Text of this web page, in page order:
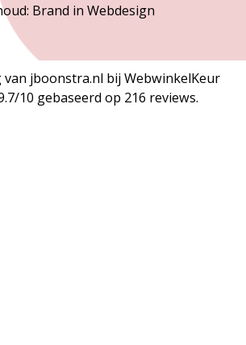
Brand in Webdesign
van jboonstra.nl bijWebwinkelKeur
10 gebaseerd op 216 reviews.